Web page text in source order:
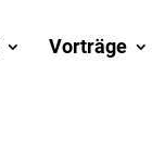
Vorträge